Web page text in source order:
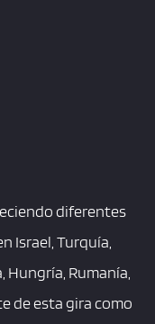
diferentes
Israel, Turquía,
Hungría, Rumanía,
de esta gira como